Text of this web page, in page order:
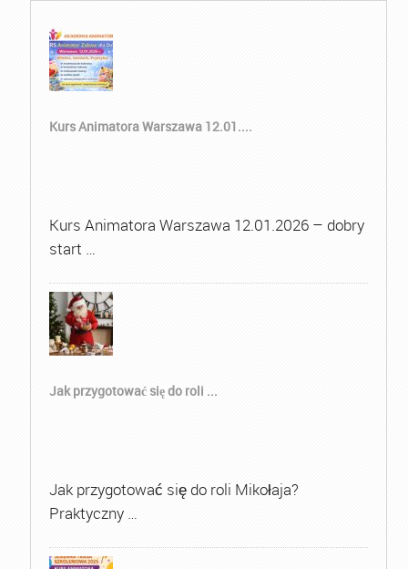
Kurs Animatora Warszawa 12.01....
Kurs Animatora Warszawa 12.01.2026 – dobry
start …
Jak przygotować się do roli ...
Jak przygotować się do roli Mikołaja?
Praktyczny …